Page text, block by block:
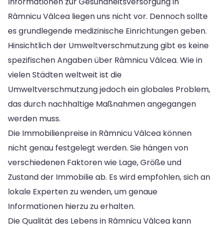
Râmnicu Vâlcea liegen uns nicht vor. Dennoch sollte
es grundlegende medizinische Einrichtungen geben.
Hinsichtlich der Umweltverschmutzung gibt es keine
spezifischen Angaben über Râmnicu Vâlcea. Wie in
vielen Städten weltweit ist die
Umweltverschmutzung jedoch ein globales Problem,
das durch nachhaltige Maßnahmen angegangen
werden muss.
Die Immobilienpreise in Râmnicu Vâlcea können
nicht genau festgelegt werden. Sie hängen von
verschiedenen Faktoren wie Lage, Größe und
Zustand der Immobilie ab. Es wird empfohlen, sich an
lokale Experten zu wenden, um genaue
Informationen hierzu zu erhalten.
Die Qualität des Lebens in Râmnicu Vâlcea kann